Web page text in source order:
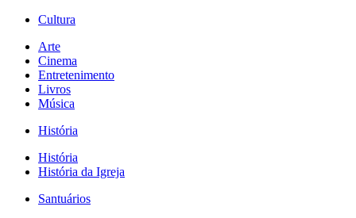
Cultura
Arte
Cinema
Entretenimento
Livros
Música
História
História
História da Igreja
Santuários